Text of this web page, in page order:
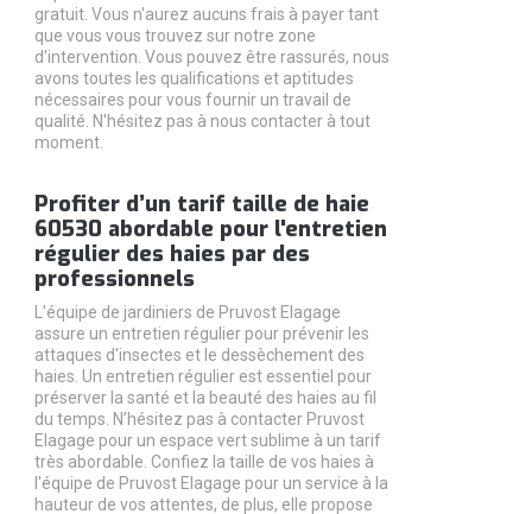
gratuit. Vous n'aurez aucuns frais à payer tant
que vous vous trouvez sur notre zone
d'intervention. Vous pouvez être rassurés, nous
avons toutes les qualifications et aptitudes
nécessaires pour vous fournir un travail de
qualité. N'hésitez pas à nous contacter à tout
moment.
Profiter d’un tarif taille de haie
60530 abordable pour l'entretien
régulier des haies par des
professionnels
L'équipe de jardiniers de Pruvost Elagage
assure un entretien régulier pour prévenir les
attaques d'insectes et le dessèchement des
haies. Un entretien régulier est essentiel pour
préserver la santé et la beauté des haies au fil
du temps. N’hésitez pas à contacter Pruvost
Elagage pour un espace vert sublime à un tarif
très abordable. Confiez la taille de vos haies à
l'équipe de Pruvost Elagage pour un service à la
hauteur de vos attentes, de plus, elle propose